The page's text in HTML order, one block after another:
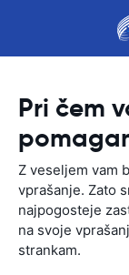
Pri čem
Z veseljem vam
vprašanje. Zato
najpogosteje
na svoje
strankam.